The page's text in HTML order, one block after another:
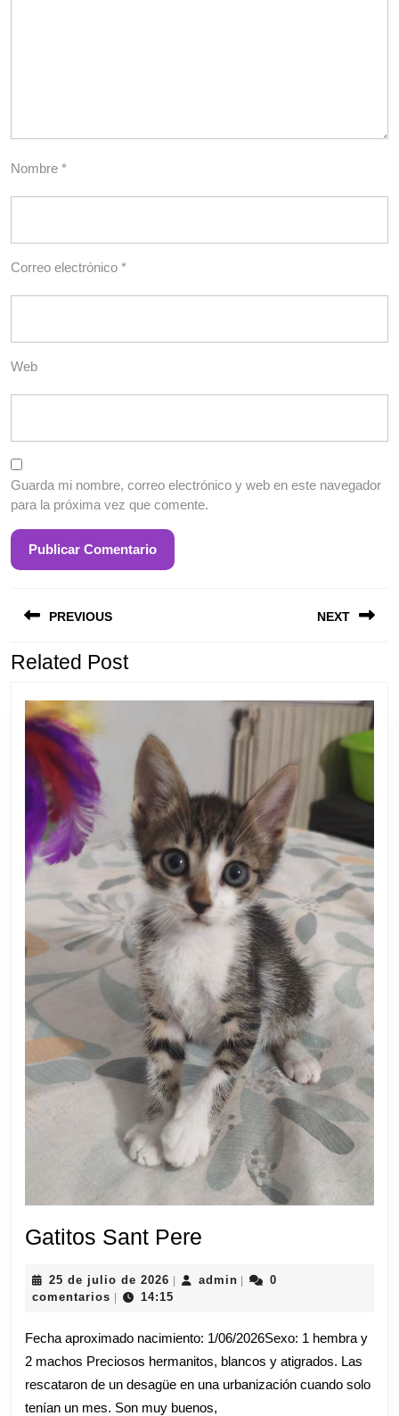
Nombre *
Correo electrónico *
Web
Guarda mi nombre, correo electrónico y web en este navegador
para la próxima vez que comente.
de
entradas
PREVIOUS NEXT
Related Post
Gatitos Sant Pere
Pere
25 de julio de 2026 25
de
2026
| adminadmin
|
0
comentarios | 14:15
Fecha aproximado nacimiento: 1/06/2026Sexo: 1 hembra y
2 machos Preciosos hermanitos, blancos y atigrados. Las
rescataron de un desagüe en una urbanización cuando solo
tenían un mes. Son muy buenos,